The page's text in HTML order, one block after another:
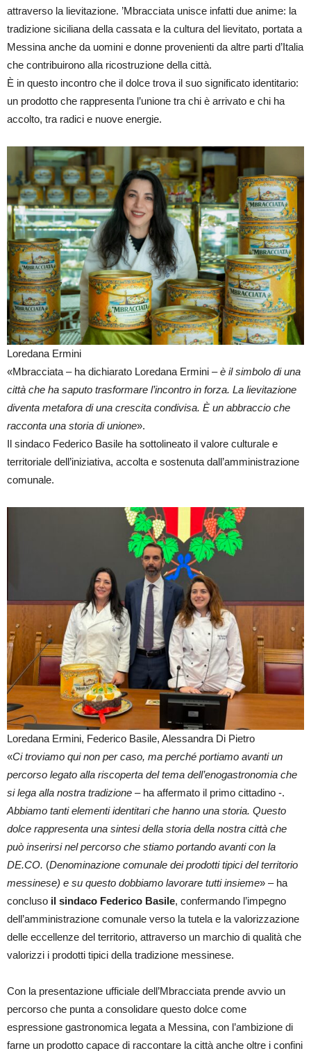
attraverso la lievitazione. ’Mbracciata unisce infatti due anime: la
tradizione siciliana della cassata e la cultura del lievitato, portata a
Messina anche da uomini e donne provenienti da altre parti d’Italia
che contribuirono alla ricostruzione della città.
È in questo incontro che il dolce trova il suo significato identitario:
un prodotto che rappresenta l’unione tra chi è arrivato e chi ha
accolto, tra radici e nuove energie.
Loredana Ermini
«Mbracciata – ha dichiarato Loredana Ermini –è il simbolo di una
città che ha saputo trasformare l’incontro in forza. La lievitazione
diventa metafora di una crescita condivisa. È un abbraccio che
racconta una storia di unione».
Il sindaco Federico Basile ha sottolineato il valore culturale e
territoriale dell’iniziativa, accolta e sostenuta dall’amministrazione
comunale.
Loredana Ermini, Federico Basile, Alessandra Di Pietro
«Ci troviamo qui non per caso, ma perché portiamo avanti un
percorso legato alla riscoperta del tema dell’enogastronomia che
si lega alla nostra tradizione – ha affermato il primo cittadino -.
Abbiamo tanti elementi identitari che hanno una storia. Questo
dolce rappresenta una sintesi della storia della nostra città che
può inserirsi nel percorso che stiamo portando avanti con la
DE.CO. (Denominazione comunale dei prodotti tipici del territorio
messinese) e su questo dobbiamo lavorare tutti insieme» – ha
concluso il sindaco Federico Basile, confermando l’impegno
dell’amministrazione comunale verso la tutela e la valorizzazione
delle eccellenze del territorio, attraverso un marchio di qualità che
valorizzi i prodotti tipici della tradizione messinese.
Con la presentazione ufficiale dell’Mbracciata prende avvio un
percorso che punta a consolidare questo dolce come
espressione gastronomica legata a Messina, con l’ambizione di
farne un prodotto capace di raccontare la città anche oltre i confini